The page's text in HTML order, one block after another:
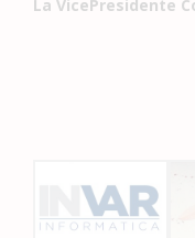
La VicePresidente